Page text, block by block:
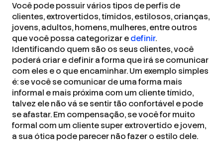
Você pode possuir vários tipos de perfis de
clientes, extrovertidos, tímidos, estilosos, crianças,
jovens, adultos, homens, mulheres, entre outros
que você possa categorizar edefinir.
Identificando quem são os seus clientes, você
poderá criar e definir a forma que irá se comunicar
com eles e o que encaminhar. Um exemplo simples
é: se você se comunicar de uma forma mais
informal e mais próxima com um cliente tímido,
talvez ele não vá se sentir tão confortável e pode
se afastar. Em compensação, se você for muito
formal com um cliente super extrovertido e jovem,
a sua ótica pode parecer não fazer o estilo dele.